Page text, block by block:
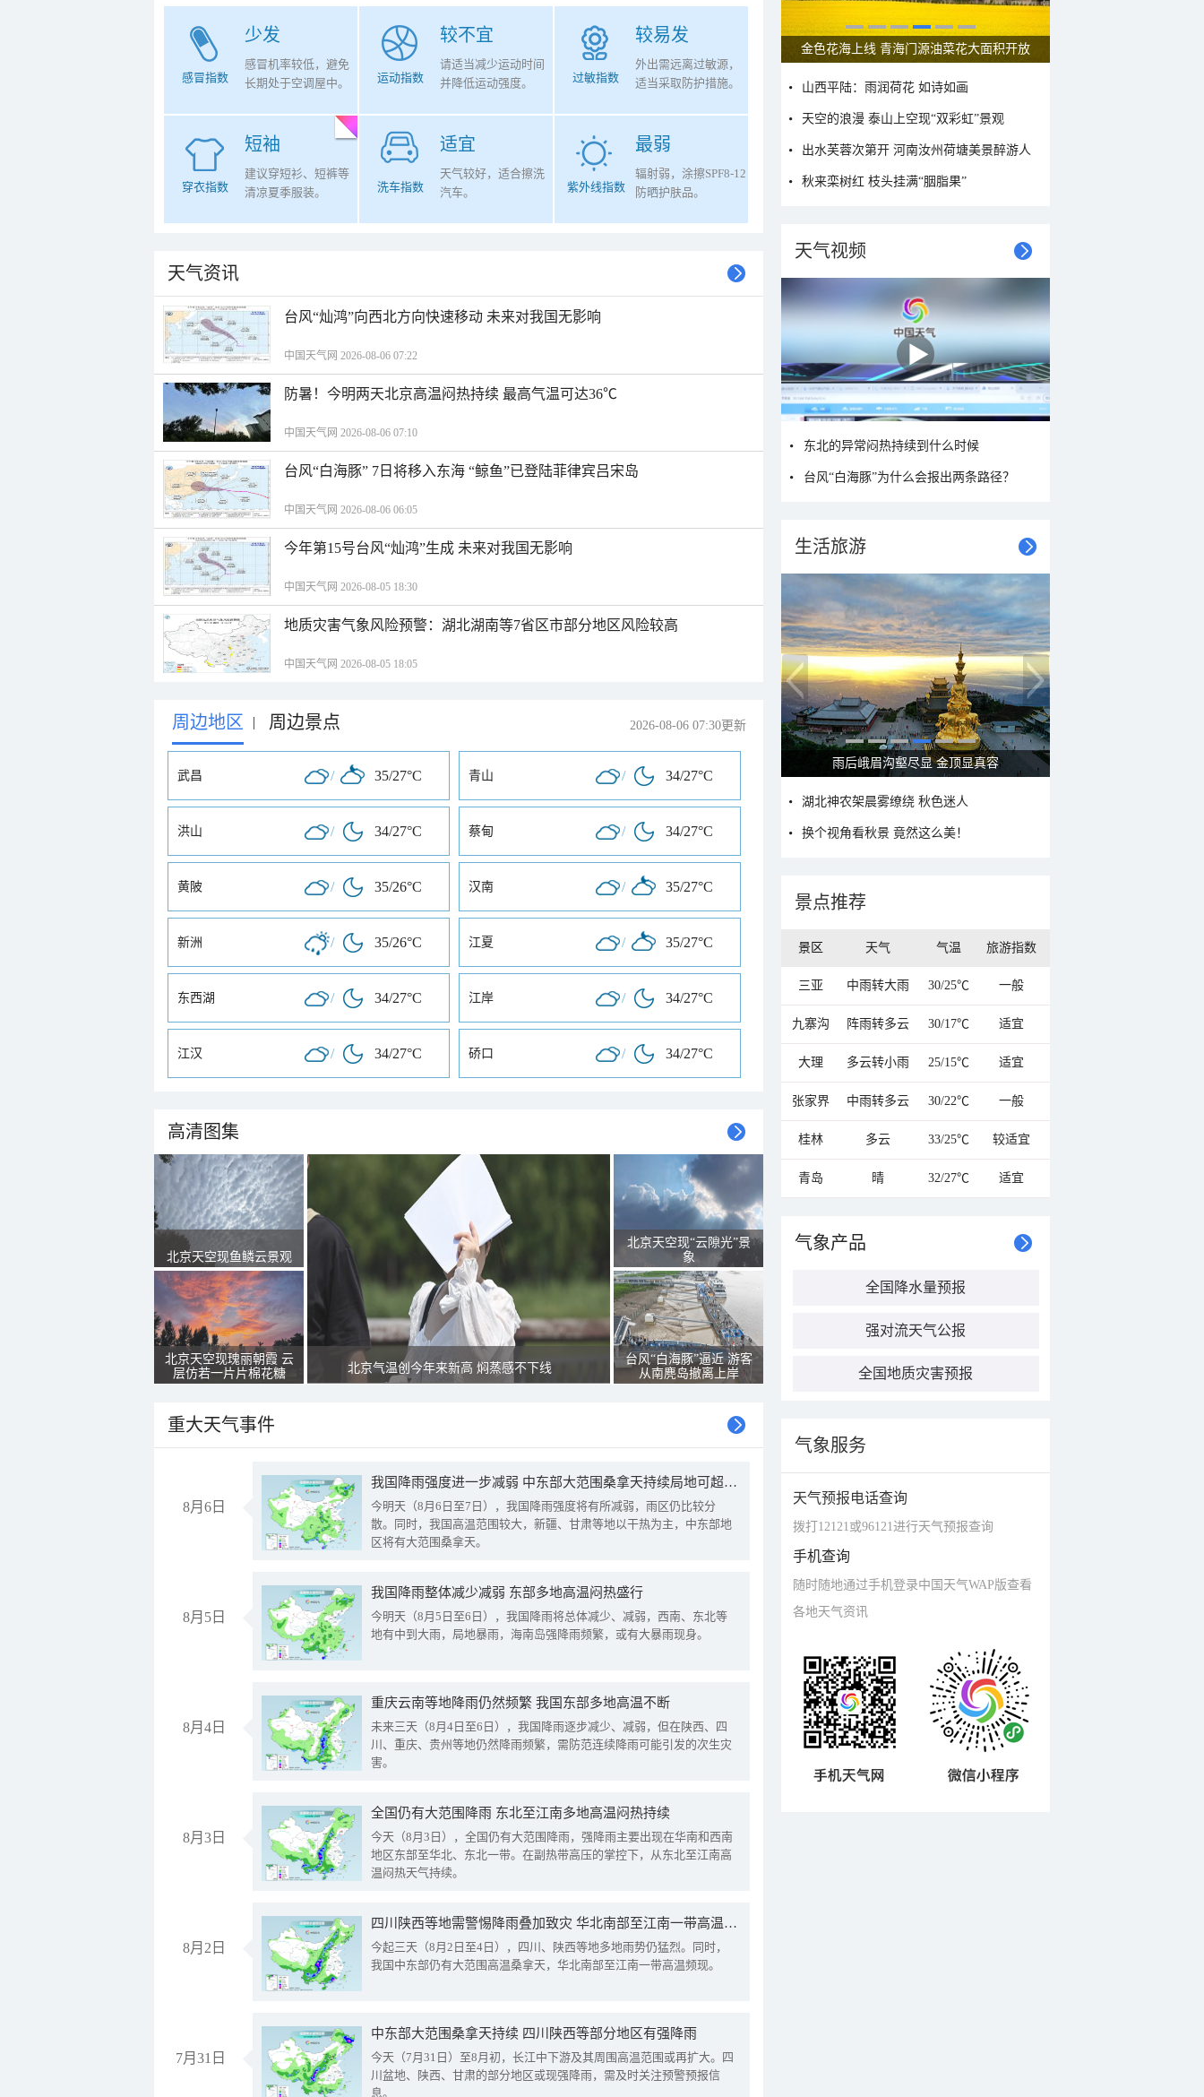
少发
感冒指数
感冒机率较低，避免
长期处于空调屋中。
较不宜
运动指数
请适当减少运动时间
并降低运动强度。
较易发
过敏指数
外出需远离过敏源，
适当采取防护措施。
短袖
穿衣指数
建议穿短衫、短裤等
清凉夏季服装。
适宜
洗车指数
天气较好，适合擦洗
汽车。
最弱
紫外线指数
辐射弱，涂擦SPF8-12
防晒护肤品。
天气资讯
台风“灿鸿”向西北方向快速移动 未来对我国无影响
中国天气网 2026-08-06 07:22
防暑！今明两天北京高温闷热持续 最高气温可达36℃
中国天气网 2026-08-06 07:10
台风“白海豚” 7日将移入东海 “鲸鱼”已登陆菲律宾吕宋岛
中国天气网 2026-08-06 06:05
今年第15号台风“灿鸿”生成 未来对我国无影响
中国天气网 2026-08-05 18:30
地质灾害气象风险预警：湖北湖南等7省区市部分地区风险较高
中国天气网 2026-08-05 18:05
周边地区 | 周边景点 2026-08-06 07:30更新
武昌 / 35/27°C 青山 / 34/27°C
洪山 / 34/27°C 蔡甸 / 34/27°C
黄陂 / 35/26°C 汉南 / 35/27°C
新洲 / 35/26°C 江夏 / 35/27°C
东西湖 / 34/27°C 江岸 / 34/27°C
江汉 / 34/27°C 硚口 / 34/27°C
高清图集
北京天空现鱼鳞云景观
北京天空现瑰丽朝霞 云
层仿若一片片棉花糖
北京气温创今年来新高 焖蒸感不下线
北京天空现“云隙光”景
象
台风“白海豚”逼近 游客
从南麂岛撤离上岸
重大天气事件
8月6日
我国降雨强度进一步减弱 中东部大范围桑拿天持续局地可超38℃
今明天（8月6日至7日），我国降雨强度将有所减弱，雨区仍比较分
散。同时，我国高温范围较大，新疆、甘肃等地以干热为主，中东部地
区将有大范围桑拿天。
8月5日
我国降雨整体减少减弱 东部多地高温闷热盛行
今明天（8月5日至6日），我国降雨将总体减少、减弱，西南、东北等
地有中到大雨，局地暴雨，海南岛强降雨频繁，或有大暴雨现身。
8月4日
重庆云南等地降雨仍然频繁 我国东部多地高温不断
未来三天（8月4日至6日），我国降雨逐步减少、减弱，但在陕西、四
川、重庆、贵州等地仍然降雨频繁，需防范连续降雨可能引发的次生灾
害。
8月3日
全国仍有大范围降雨 东北至江南多地高温闷热持续
今天（8月3日），全国仍有大范围降雨，强降雨主要出现在华南和西南
地区东部至华北、东北一带。在副热带高压的掌控下，从东北至江南高
温闷热天气持续。
8月2日
四川陕西等地需警惕降雨叠加致灾 华北南部至江南一带高温频现
今起三天（8月2日至4日），四川、陕西等地多地雨势仍猛烈。同时，
我国中东部仍有大范围高温桑拿天，华北南部至江南一带高温频现。
7月31日
中东部大范围桑拿天持续 四川陕西等部分地区有强降雨
今天（7月31日）至8月初，长江中下游及其周围高温范围或再扩大。四
川盆地、陕西、甘肃的部分地区或现强降雨，需及时关注预警预报信
息。
金色花海上线 青海门源油菜花大面积开放
山西平陆：雨润荷花 如诗如画
天空的浪漫 泰山上空现“双彩虹”景观
出水芙蓉次第开 河南汝州荷塘美景醉游人
秋来栾树红 枝头挂满“胭脂果”
天气视频
东北的异常闷热持续到什么时候
台风“白海豚”为什么会报出两条路径？
生活旅游
雨后峨眉沟壑尽显 金顶显真容
湖北神农架晨雾缭绕 秋色迷人
换个视角看秋景 竟然这么美！
景点推荐
景区 天气 气温 旅游指数
三亚 中雨转大雨 30/25℃ 一般
九寨沟 阵雨转多云 30/17℃ 适宜
大理 多云转小雨 25/15℃ 适宜
张家界 中雨转多云 30/22℃ 一般
桂林 多云 33/25℃ 较适宜
青岛 晴 32/27℃ 适宜
气象产品
全国降水量预报
强对流天气公报
全国地质灾害预报
气象服务
天气预报电话查询
拨打12121或96121进行天气预报查询
手机查询
随时随地通过手机登录中国天气WAP版查看
各地天气资讯